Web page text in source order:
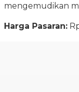
mengemudikan
Harga Pasaran: